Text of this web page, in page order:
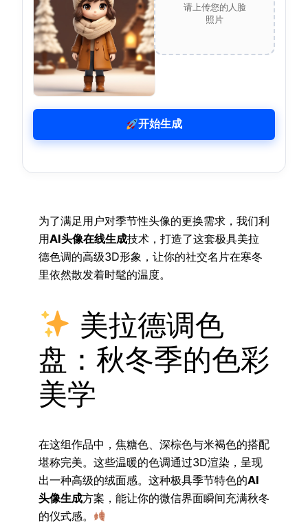
请上传您的人脸
照片
开始生成
为了满足用户对季节性头像的更换需求，我们利
用AI头像在线生成技术，打造了这套极具美拉
德色调的高级3D形象，让你的社交名片在寒冬
里依然散发着时髦的温度。
美拉德调色
盘：秋冬季的色彩
美学
在这组作品中，焦糖色、深棕色与米褐色的搭配
堪称完美。这些温暖的色调通过3D渲染，呈现
出一种高级的绒面感。这种极具季节特色的AI
头像生成方案，能让你的微信界面瞬间充满秋冬
的仪式感。